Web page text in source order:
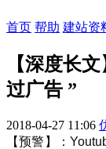
首页 帮助 建站资
【深度长
过广告 ”
2018-04-27 11:06
【预警】：